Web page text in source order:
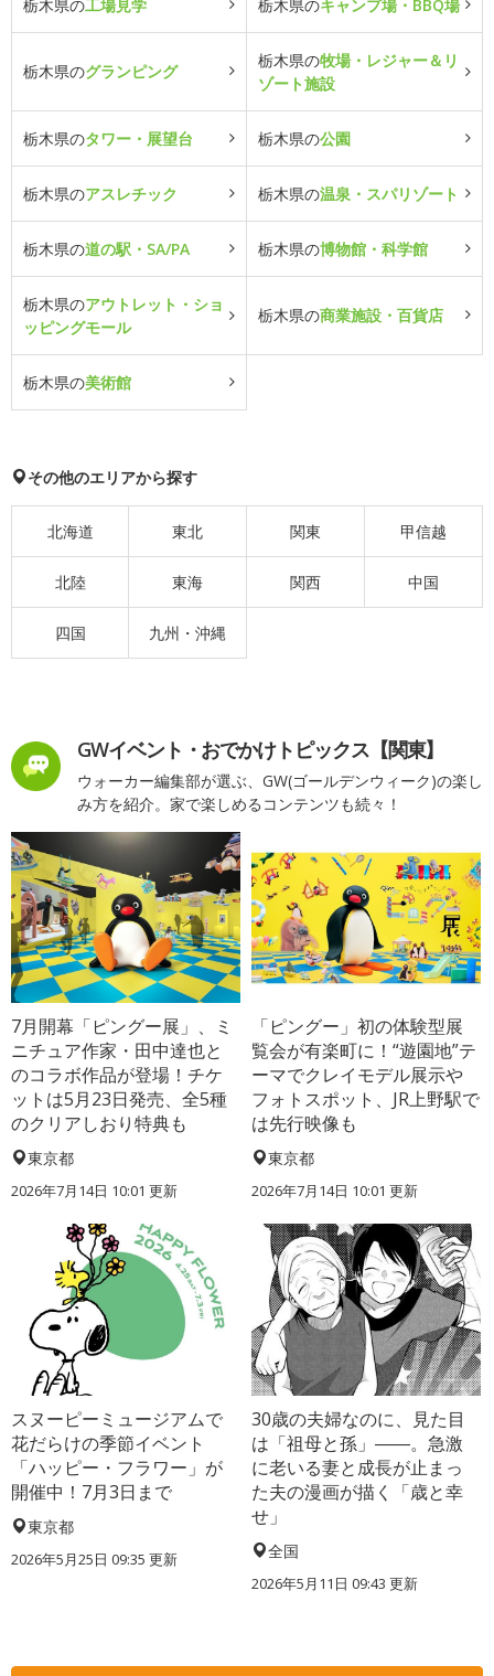
栃木県の工場見学 栃木県のキャンプ場・BBQ場
栃木県のグランピング
栃木県の牧場・レジャー＆リ
ゾート施設
栃木県のタワー・展望台 栃木県の公園
栃木県のアスレチック 栃木県の温泉・スパリゾート
栃木県の道の駅・SA/PA 栃木県の博物館・科学館
栃木県のアウトレット・ショ
ッピングモール
栃木県の商業施設・百貨店
栃木県の美術館
その他のエリアから探す
北海道 東北 関東 甲信越
北陸 東海 関西 中国
四国 九州・沖縄
GWイベント・おでかけトピックス【関東】
ウォーカー編集部が選ぶ、GW(ゴールデンウィーク)の楽し
み方を紹介。家で楽しめるコンテンツも続々！
7月開幕「ピングー展」、ミ
ニチュア作家・田中達也と
のコラボ作品が登場！チケ
ットは5月23日発売、全5種
のクリアしおり特典も
東京都
2026年7月14日 10:01 更新
「ピングー」初の体験型展
覧会が有楽町に！“遊園地”テ
ーマでクレイモデル展示や
フォトスポット、JR上野駅で
は先行映像も
東京都
2026年7月14日 10:01 更新
スヌーピーミュージアムで
花だらけの季節イベント
「ハッピー・フラワー」が
開催中！7月3日まで
東京都
2026年5月25日 09:35 更新
30歳の夫婦なのに、見た目
は「祖母と孫」――。急激
に老いる妻と成長が止まっ
た夫の漫画が描く「歳と幸
せ」
全国
2026年5月11日 09:43 更新